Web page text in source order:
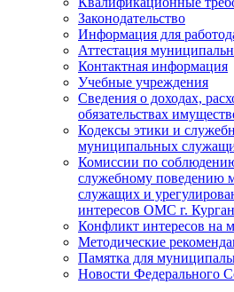
Законодательство
Информация для
Аттестация
Контактная информация
Учебные учреждения
Сведения о доходах,
обязательствах
Кодексы этики и
муниципальных
Комиссии по
служебному поведению
служащих и
интересов ОМС г.
Конфликт интересов на
Методические
Памятка для
Новости Федерального